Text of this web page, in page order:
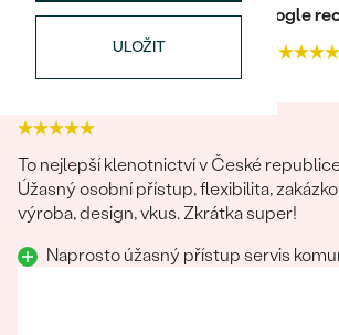
Wave
PROHLÉDNOUT
ULOŽIT
Heureka recenze
4.9
Google
4.7
To nejlepší klenotnictví v České
Úžasný osobní přístup, flexibilita,
výroba, design, vkus. Zkrátka super!
Naprosto úžasný přístup servis